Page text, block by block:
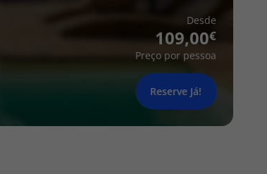
Desde
109,00
Preço por pessoa
Reserve Já!